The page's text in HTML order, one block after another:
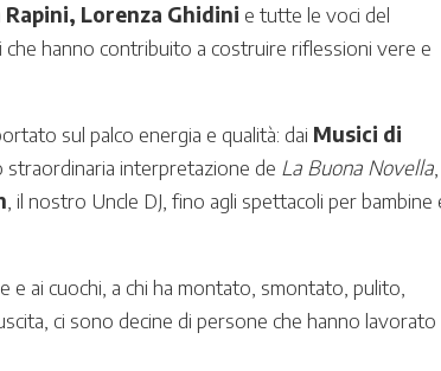
Lorenza Ghidini e tutte le voci del
hanno contribuito a costruire riflessioni vere e
sul palco energia e qualità: dai Musici di
straordinaria interpretazione de La Buona Novella
, il nostro Uncle DJ, fino agli spettacoli per bambine
e ai cuochi, a chi ha montato, smontato, pulito,
ci sono decine di persone che hanno lavorato